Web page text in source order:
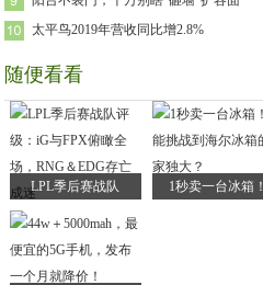
太平鸟2019年营收同比增2.8%
随便看看
LPL季后赛战队 1秒卖一台冰箱！